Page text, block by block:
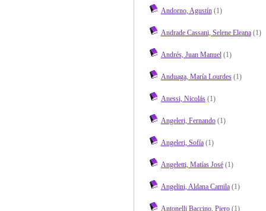
Andorno, Agustín(1)
Andrade Cassani, Selene Eleana(1)
Andrés, Juan Manuel(1)
Anduaga, María Lourdes(1)
Anessi, Nicolás(1)
Angeleri, Fernando(1)
Angeleri, Sofía(1)
Angeletti, Matías José(1)
Angelini, Aldana Camila(1)
Antonelli Baccino, Piero(1)